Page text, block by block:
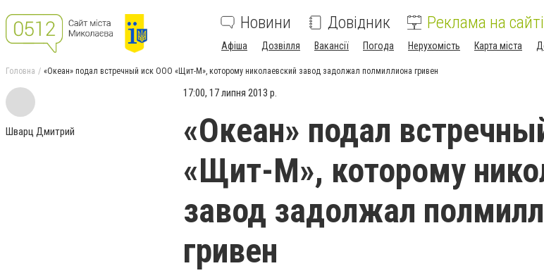
Новини Довідник Реклама на сайті
Афіша Дозвілля Вакансії Погода Нерухомість Карта міста
Головна «Океан» подал встречный иск ООО «Щит-М», которому николаевский завод задолжал полмиллиона гривен
Шварц Дмитрий
17:00, 17 липня 2013 р.
«Океан» подал
«Щит-М», которому
завод задолжал
гривен